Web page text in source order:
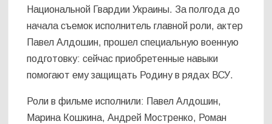
Национальной Гвардии Украины. За полгода до
начала съемок исполнитель главной роли, актер
Павел Алдошин, прошел специальную военную
подготовку: сейчас приобретенные навыки
помогают ему защищать Родину в рядах ВСУ.
Роли в фильме исполнили: Павел Алдошин,
Марина Кошкина, Андрей Мостренко, Роман